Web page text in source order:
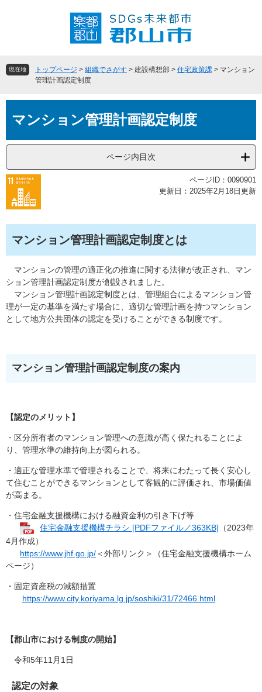
頭
飛
へ
現在地 トップページ > 組織でさがす > 建設構想部 > 住宅政策課 > マンション
管理計画認定制度
文マンション管理計画認定制度
ページ内目次
ページID：0090901
更新日：2025年2月18日更新
マンション管理計画認定制度とは
マンションの管理の適正化の推進に関する法律が改正され、マン
ション管理計画認定制度が創設されました。
マンション管理計画認定制度とは、管理組合によるマンション管
理が一定の基準を満たす場合に、適切な管理計画を持つマンション
として地方公共団体の認定を受けることができる制度です。​
マンション管理計画認定制度の案内
【認定のメリット】
・区分所有者のマンション管理への意識が高く保たれることによ
り、管理水準の維持向上が図られる。
・適正な管理水準で管理されることで、将来にわたって長く安心し
て住むことができるマンションとして客観的に評価され、市場価値
が高まる。
・住宅金融支援機構における融資金利の引き下げ等
住宅金融支援機構チラシ [PDFファイル／363KB] （2023年
4月作成）
https://www.jhf.go.jp/＜外部リンク＞
（住宅金融支援機構​​ホーム
ページ）
・固定資産税の減額措置
https://www.city.koriyama.lg.jp/soshiki/31/72466.html
【郡山市における制度の開始】
令和5年11月1日
認定の対象